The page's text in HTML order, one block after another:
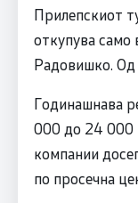
Прилепскиот
откупува само
Радовишко. Од
Годинашнава
000 до 24 000
компании
по просечна